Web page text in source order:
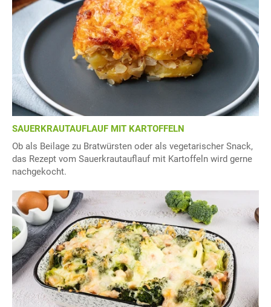
SAUERKRAUTAUFLAUF MIT KARTOFFELN
Ob als Beilage zu Bratwürsten oder als vegetarischer Snack,
das Rezept vom Sauerkrautauflauf mit Kartoffeln wird gerne
nachgekocht.